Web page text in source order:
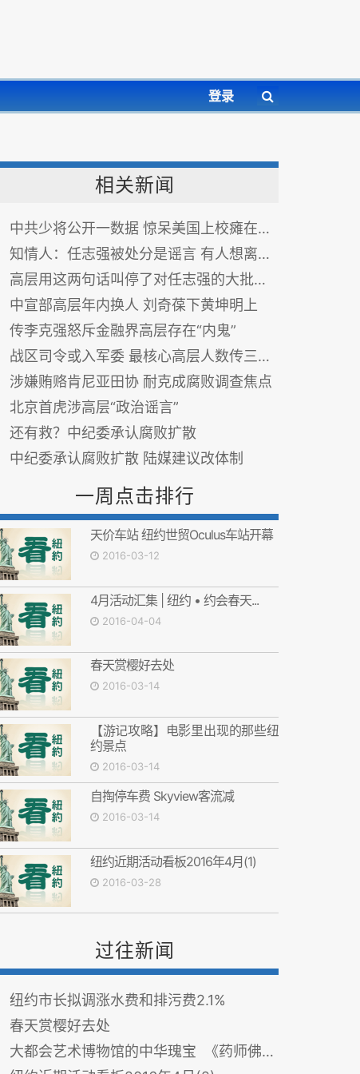
登录
相关新闻
中共少将公开一数据 惊呆美国上校瘫在车后座
知情人：任志强被处分是谣言 有人想离间习王关系
高层用这两句话叫停了对任志强的大批判 图
中宣部高层年内换人 刘奇葆下黄坤明上
传李克强怒斥金融界高层存在“内鬼”
战区司令或入军委 最核心高层人数传三版本
涉嫌贿赂肯尼亚田协 耐克成腐败调查焦点
北京首虎涉高层“政治谣言”
还有救？中纪委承认腐败扩散
中纪委承认腐败扩散 陆媒建议改体制
一周点击排行
天价车站 纽约世贸Oculus车站开幕
2016-03-12
4月活动汇集 | 纽约 • 约会春天...
2016-04-04
春天赏樱好去处
2016-03-14
【游记攻略】电影里出现的那些纽
约景点
2016-03-14
自掏停车费 Skyview客流减
2016-03-14
纽约近期活动看板2016年4月(1)
2016-03-28
过往新闻
纽约市长拟调涨水费和排污费2.1%
春天赏樱好去处
大都会艺术博物馆的中华瑰宝 《药师佛佛会图》